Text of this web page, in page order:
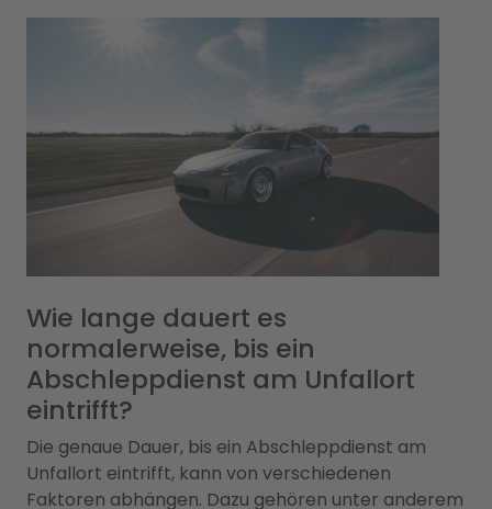
Wie lange dauert es
normalerweise, bis ein
Abschleppdienst am Unfallort
eintrifft?
Die genaue Dauer, bis ein Abschleppdienst am
Unfallort eintrifft, kann von verschiedenen
Faktoren abhängen. Dazu gehören unter anderem